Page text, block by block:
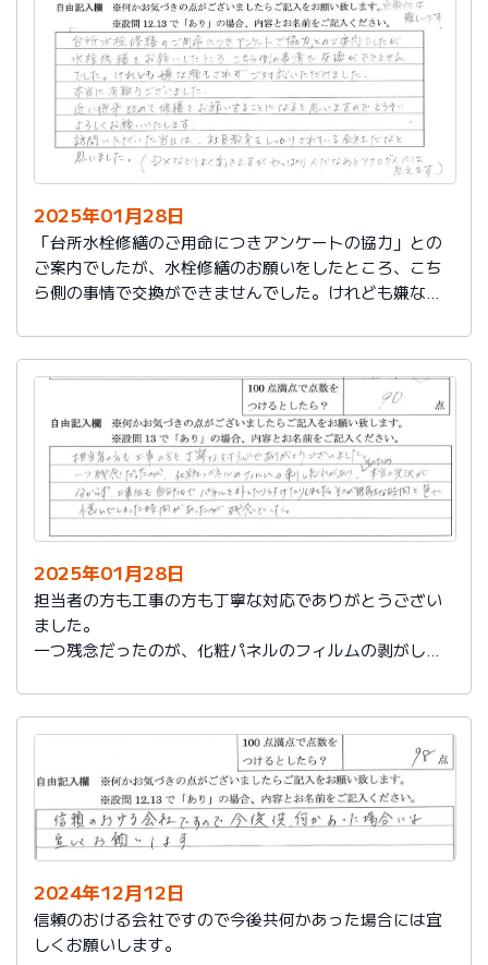
切に使う事が出来ました。新しいコンロも長～くきれい
に使いたいです。杉山さん、ありがとうございました。
又、何かあった時はよろしくお願いしますネ
2025年01月28日
「台所水栓修繕のご用命につきアンケートの協力」との
ご案内でしたが、水栓修繕のお願いをしたところ、こち
ら側の事情で交換ができませんでした。けれども嫌な顔
本当に有難うございました。
近い将来、改めて修繕をお願いすることになると思いま
すので、どうぞよろしくお願いいたします。
訪問いただいた当日は、社員教育をしっかりされている
会社だなと思いました。（DXなどとよく聞きますが、や
っぱり人だなぁとアナログ人には思えます）
2025年01月28日
担当者の方も工事の方も丁寧な対応でありがとうござい
ました。
一つ残念だったのが、化粧パネルのフィルムの剥がし忘
分たちでパネルを外したり付けたりしました。そこが無
駄な時間と色で悩んでしまった時間があったのが残念で
2024年12月12日
信頼のおける会社ですので今後共何かあった場合には宜
しくお願いします。